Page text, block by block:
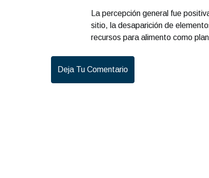
La percepción general fue
sitio, la desaparición de
recursos para alimento como
Deja Tu Comentario